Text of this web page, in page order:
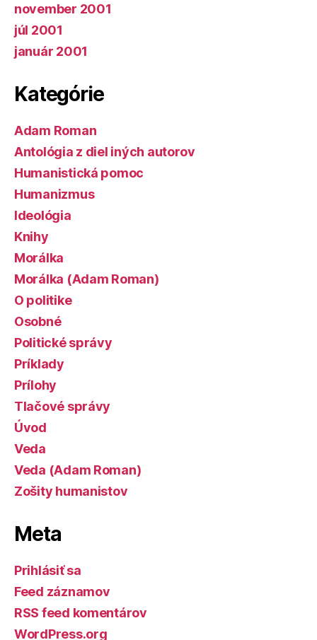
november 2001
júl 2001
január 2001
Kategórie
Adam Roman
Antológia z diel iných autorov
Humanistická pomoc
Humanizmus
Ideológia
Knihy
Morálka
Morálka (Adam Roman)
O politike
Osobné
Politické správy
Príklady
Prílohy
Tlačové správy
Úvod
Veda
Veda (Adam Roman)
Zošity humanistov
Meta
Prihlásiť sa
Feed záznamov
RSS feed komentárov
WordPress.org